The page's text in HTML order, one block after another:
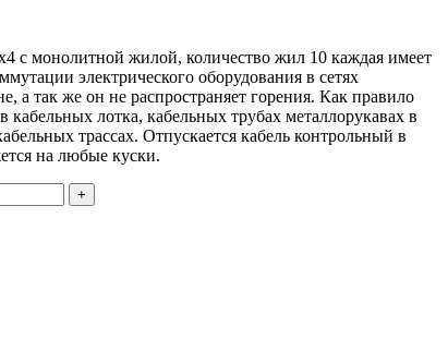
с монолитной жилой, количество жил 10 каждая имеет
электрического оборудования в сетях
а так же он не распространяет горения. Как правило
лотка, кабельных трубах металлорукавах в
трассах. Отпускается кабель контрольный в
на любые куски.
+